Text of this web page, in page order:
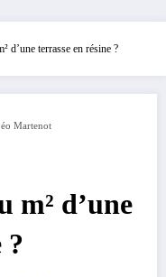
d’une terrasse en résine ?
Martenot
m² d’une
?